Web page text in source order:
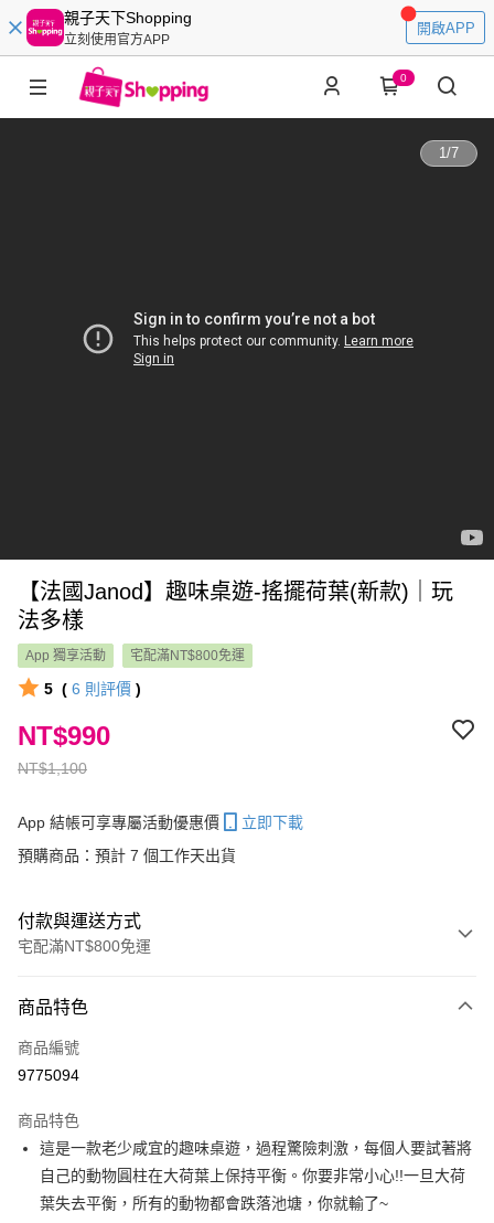
親子天下Shopping
立刻使用官方APP
開啟APP
0
1/7
【法國Janod】趣味桌遊-搖擺荷葉(新款)｜玩
法多樣
App 獨享活動 宅配滿NT$800免運
5 ( 6 則評價 )
NT$1,100
NT$990
App 結帳可享專屬活動優惠價
立即下載
預購商品：預計 7 個工作天出貨
付款與運送方式
宅配滿NT$800免運
信用卡一次付款
LINE Pay
大哥付你分期
相關說明
【大哥付你分期使用說明】
1.本服務由台灣大哥大提供，台灣大哥大用戶可立即使用無須另外申請。
AFTEE先享後付
商品特色
商品編號
9775094
商品特色
這是一款老少咸宜的趣味桌遊，過程驚險刺激，每個人要試著將
自己的動物圓柱在大荷葉上保持平衡。你要非常小心!!一旦大荷
葉失去平衡，所有的動物都會跌落池塘，你就輸了~